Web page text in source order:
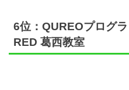
6位：QUREOプログ
RED 葛西教室